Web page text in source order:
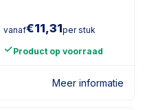
vanaf€11,31per stuk
Product op voorraad
Meer informatie